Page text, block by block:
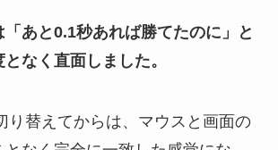
「あと0.1秒あれば勝てたのに」と
なく直面しました。
り替えてからは、マウスと画面の